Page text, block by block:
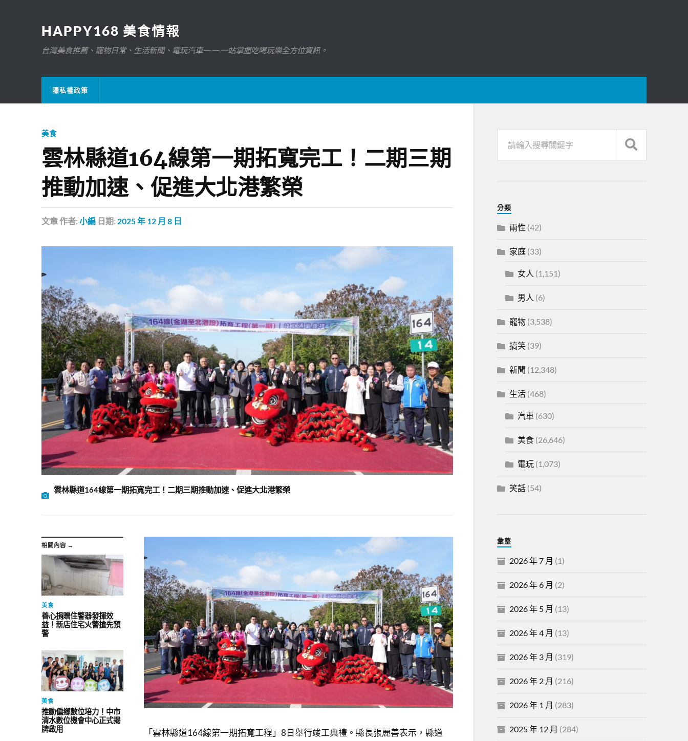
HAPPY168 美食情報
台灣美食推薦、寵物日常、生活新聞、電玩汽車——一站掌握吃喝玩樂全方位資訊。
隱私權政策
美食
雲林縣道164線第一期拓寬完工！二期三期
推動加速、促進大北港繁榮
文章作者: 小編 日期: 2025 年 12 月 8 日
雲林縣道164線第一期拓寬完工！二期三期推動加速、促進大北港繁榮
相關內容 →
美食
善心捐贈住警器發揮效
益！新店住宅火警搶先預
警
美食
推動偏鄉數位培力！中市
清水數位機會中心正式揭
牌啟用
「雲林縣道164線第一期拓寬工程」8日舉行竣工典禮。縣長張麗善表示，縣道
分類
兩性 (42)
家庭(33)
女人 (1,151)
男人 (6)
寵物(3,538)
搞笑(39)
新聞 (12,348)
生活(468)
汽車(630)
美食(26,646)
電玩(1,073)
笑話(54)
彙整
2026 年 7 月 (1)
2026 年 6 月 (2)
2026 年 5 月 (13)
2026 年 4 月 (13)
2026 年 3 月 (319)
2026 年 2 月 (216)
2026 年 1 月 (283)
2025 年 12 月 (284)